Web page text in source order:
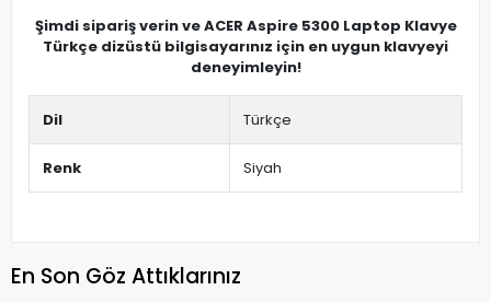
Şimdi sipariş verin ve ACER Aspire 5300 Laptop Klavye
Türkçe dizüstü bilgisayarınız için en uygun klavyeyi
deneyimleyin!
Dil Türkçe
Renk Siyah
En Son Göz Attıklarınız